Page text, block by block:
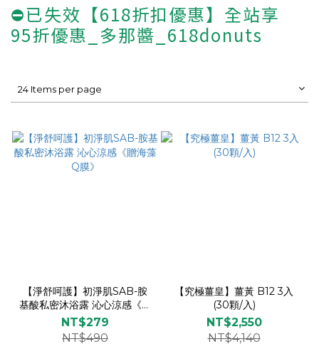
⛔已失效【618折扣優惠】全站享
95折優惠_多那醬_618donuts
24 Items per page
【淨舒呵護】初淨肌SAB-胺
基酸私密沐浴露 沁心涼感《贈
海藻Q膜》
NT$279
NT$490
【究極薑皇】薑黃 B12 3入
(30顆/入)
NT$2,550
NT$4,140